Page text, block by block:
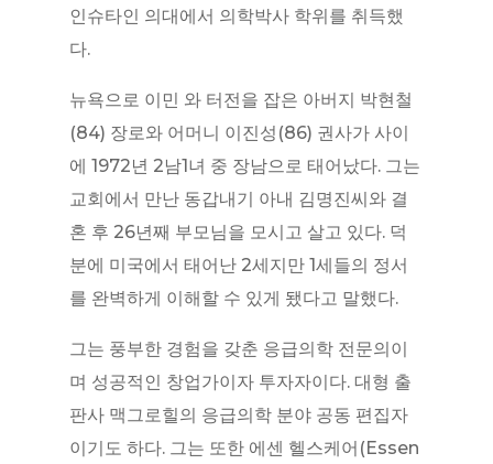
인슈타인 의대에서 의학박사 학위를 취득했
다.
뉴욕으로 이민 와 터전을 잡은 아버지 박현철
(84) 장로와 어머니 이진성(86) 권사가 사이
에 1972년 2남1녀 중 장남으로 태어났다. 그는
교회에서 만난 동갑내기 아내 김명진씨와 결
혼 후 26년째 부모님을 모시고 살고 있다. 덕
분에 미국에서 태어난 2세지만 1세들의 정서
를 완벽하게 이해할 수 있게 됐다고 말했다.
그는 풍부한 경험을 갖춘 응급의학 전문의이
며 성공적인 창업가이자 투자자이다. 대형 출
판사 맥그로힐의 응급의학 분야 공동 편집자
이기도 하다. 그는 또한 에센 헬스케어(Essen